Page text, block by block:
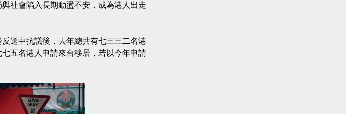
社會陷入長期動盪不安，成為港人出走
送中抗議後，去年總共有七三三二名港
五名港人申請來台移居，若以今年申請